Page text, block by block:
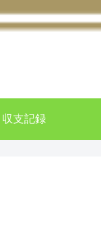
収支記録